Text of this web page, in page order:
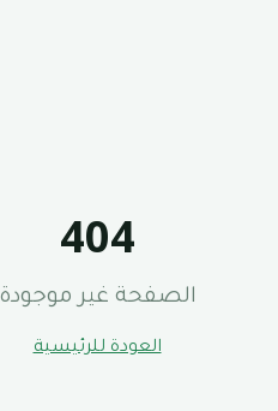
404
الصفحة غير موجودة
العودة للرئيسية